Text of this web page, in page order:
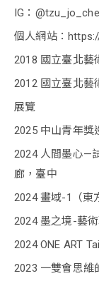
IG：
個人網站：
2018 國立臺北藝
2012 國立臺北藝
展覽
2025 中山青年獎
2024 人間墨心—
廊，臺中
2024 畫域-1（東
2024 墨之境-藝
2024 ONE ART
2023 一雙會思